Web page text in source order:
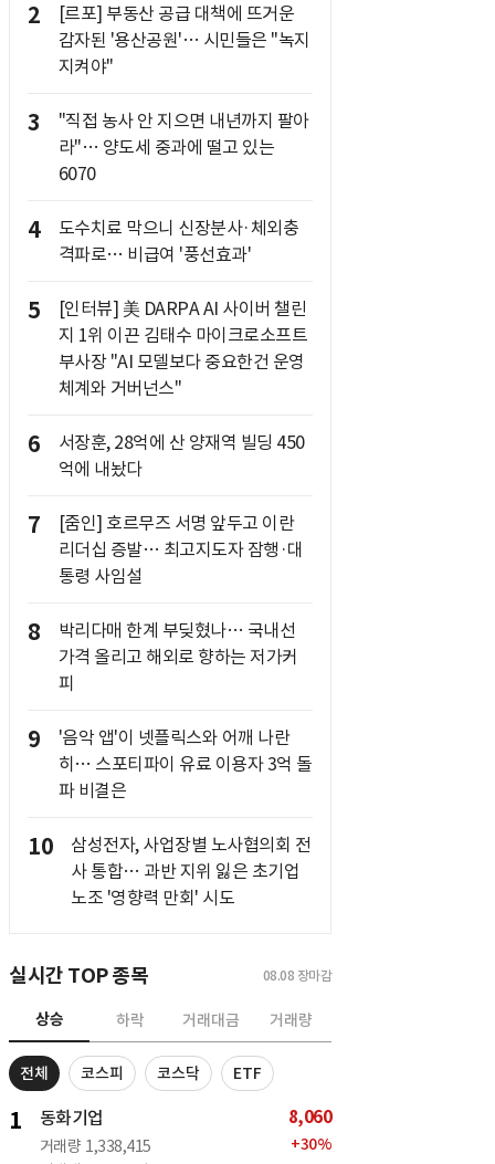
2
[르포] 부동산 공급 대책에 뜨거운
감자된 '용산공원'… 시민들은 "녹지
지켜야"
3
"직접 농사 안 지으면 내년까지 팔아
라"… 양도세 중과에 떨고 있는
6070
4
도수치료 막으니 신장분사·체외충
격파로… 비급여 '풍선효과'
5
[인터뷰] 美 DARPA AI 사이버 챌린
지 1위 이끈 김태수 마이크로소프트
부사장 "AI 모델보다 중요한건 운영
체계와 거버넌스"
6
서장훈, 28억에 산 양재역 빌딩 450
억에 내놨다
7
[줌인] 호르무즈 서명 앞두고 이란
리더십 증발… 최고지도자 잠행·대
통령 사임설
8
박리다매 한계 부딪혔나… 국내선
가격 올리고 해외로 향하는 저가커
피
9
'음악 앱'이 넷플릭스와 어깨 나란
히… 스포티파이 유료 이용자 3억 돌
파 비결은
10
삼성전자, 사업장별 노사협의회 전
사 통합… 과반 지위 잃은 초기업
노조 '영향력 만회' 시도
실시간 TOP 종목 08.08 장마감
상승 하락 거래대금 거래량
전체 코스피 코스닥 ETF
1 동화기업
거래량 1,338,415
8,060
+30%